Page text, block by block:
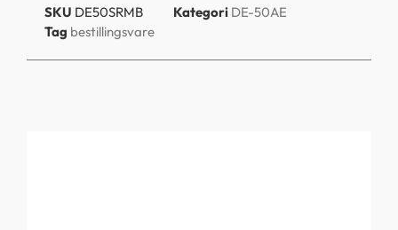
SKU DE50SRMB Kategori DE-50AE
Tag bestillingsvare